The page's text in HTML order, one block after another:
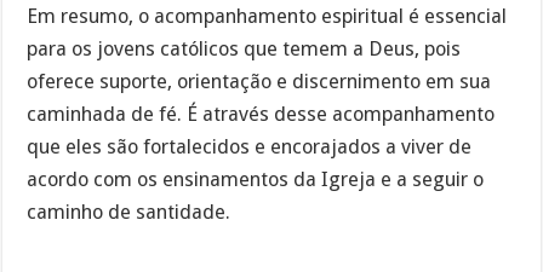
Em resumo, o acompanhamento espiritual é essencial
para os jovens católicos que temem a Deus, pois
oferece suporte, orientação e discernimento em sua
caminhada de fé. É através desse acompanhamento
que eles são fortalecidos e encorajados a viver de
acordo com os ensinamentos da Igreja e a seguir o
caminho de santidade.